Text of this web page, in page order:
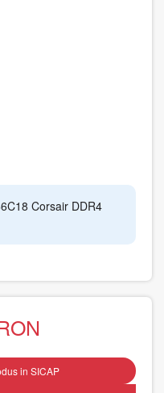
Corsair DDR4
in SICAP